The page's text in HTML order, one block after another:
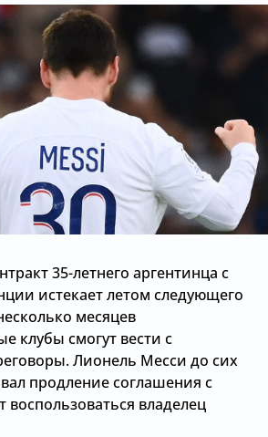
35-летнего аргентинца с
истекает летом следующего
месяцев
клубы смогут вести с
Лионель Месси до сих
продление соглашения с
владелец